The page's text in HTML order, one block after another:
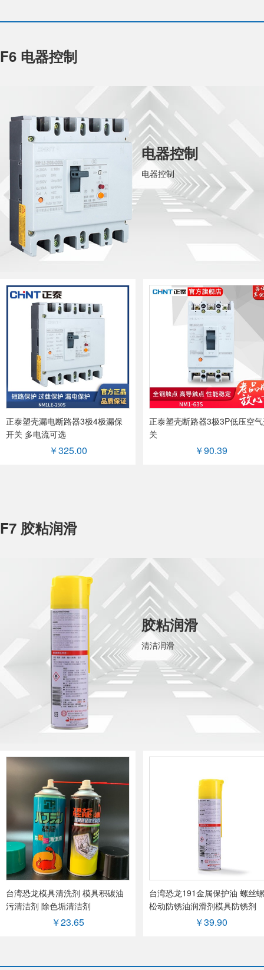
F6 电器控制
电器控制
电器控制
正泰塑壳漏电断路器3极4极漏保
开关 多电流可选
￥325.00
正泰塑壳断路器3极3P低压空
关
￥90.39
F7 胶粘润滑
胶粘润滑
清洁润滑
台湾恐龙模具清洗剂 模具积碳油
污清洁剂 除色垢清洁剂
￥23.65
台湾恐龙191金属保护油 螺丝
松动防锈油润滑剂模具防锈剂
￥39.90